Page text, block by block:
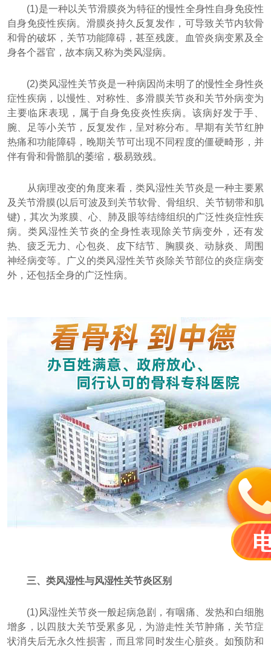
(1)是一种以关节滑膜炎为特征的慢性全身性自身免疫性
自身免疫性疾病。滑膜炎持久反复发作，可导致关节内软骨
和骨的破坏，关节功能障碍，甚至残废。血管炎病变累及全
身各个器官，故本病又称为类风湿病。
(2)类风湿性关节炎是一种病因尚未明了的慢性全身性炎
症性疾病，以慢性、对称性、多滑膜关节炎和关节外病变为
主要临床表现，属于自身免疫炎性疾病。该病好发于手、
腕、足等小关节，反复发作，呈对称分布。早期有关节红肿
热痛和功能障碍，晚期关节可出现不同程度的僵硬畸形，并
伴有骨和骨骼肌的萎缩，极易致残。
从病理改变的角度来看，类风湿性关节炎是一种主要累
及关节滑膜(以后可波及到关节软骨、骨组织、关节韧带和肌
键)，其次为浆膜、心、肺及眼等结缔组织的广泛性炎症性疾
病。类风湿性关节炎的全身性表现除关节病变外，还有发
热、疲乏无力、心包炎、皮下结节、胸膜炎、动脉炎、周围
神经病变等。广义的类风湿性关节炎除关节部位的炎症病变
外，还包括全身的广泛性病。
三、类风湿性与风湿性关节炎区别
(1)风湿性关节炎一般起病急剧，有咽痛、发热和白细胞
增多，以四肢大关节受累多见，为游走性关节肿痛，关节症
状消失后无永久性损害，而且常同时发生心脏炎。如预防和